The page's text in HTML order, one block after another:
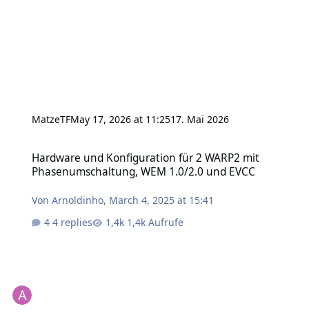
MatzeTFMay 17, 2026 at 11:2517. Mai 2026
Hardware und Konfiguration für 2 WARP2 mit
Phasenumschaltung, WEM 1.0/2.0 und EVCC
VonArnoldinho, March 4, 2025 at 15:41
4 replies
1,4k Aufrufe